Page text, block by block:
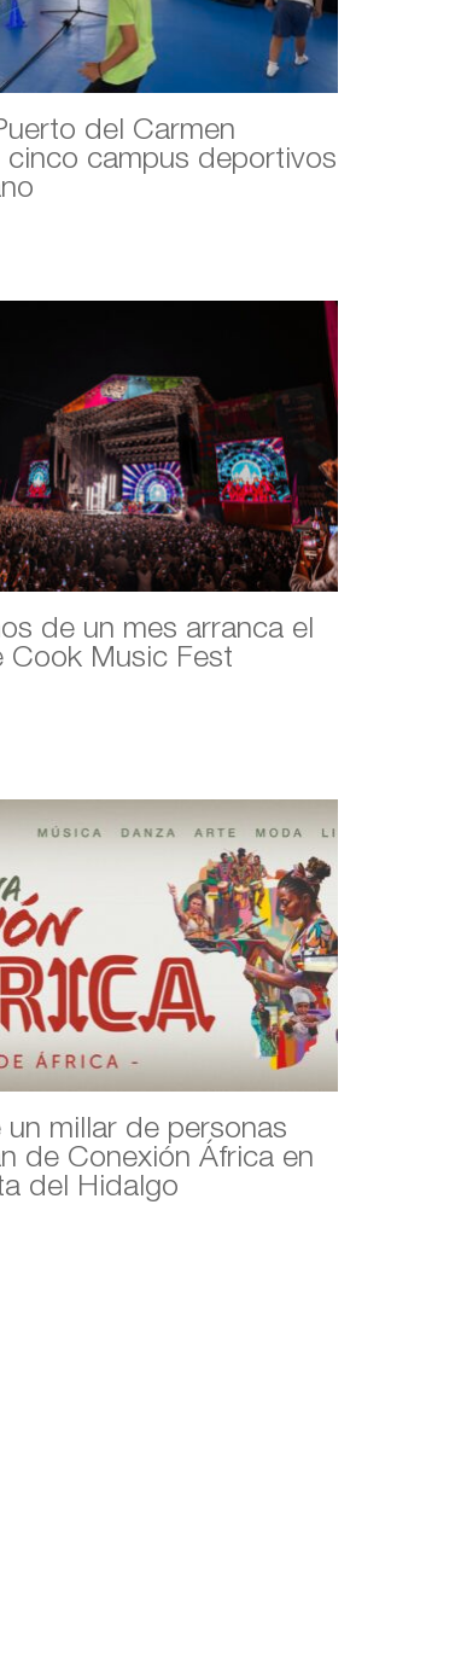
del Carmen
cinco campus deportivos
de un mes arranca el
Cook Music Fest
un millar de personas
de Conexión África en
del Hidalgo